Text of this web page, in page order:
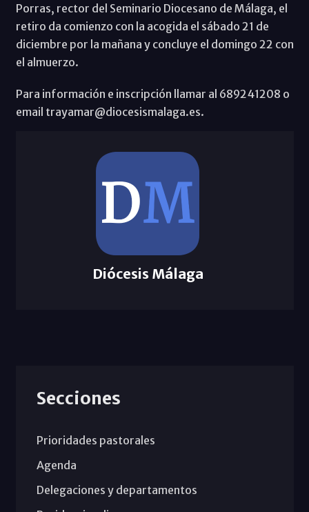
Porras, rector del Seminario Diocesano de Málaga, el
retiro da comienzo con la acogida el sábado 21 de
diciembre por la mañana y concluye el domingo 22 con
el almuerzo.
Para información e inscripción llamar al 689241208 o
email trayamar@diocesismalaga.es.
Diócesis Málaga
Secciones
Prioridades pastorales
Agenda
Delegaciones y departamentos